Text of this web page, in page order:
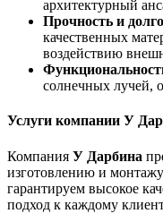
архитектурный
Прочность и
качественных
воздействию
солнечных лучей,
Услуги компании У
Компания У Дарбина
изготовлению и
гарантируем высокое
подход к каждому